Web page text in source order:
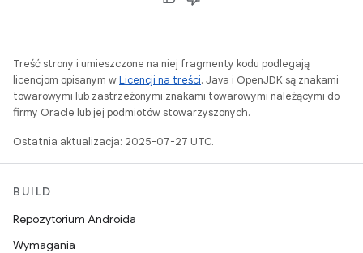
Treść strony i umieszczone na niej fragmenty kodu podlegają
licencjom opisanym wLicencji na treści. Java i OpenJDK są znakami
towarowymi lub zastrzeżonymi znakami towarowymi należącymi do
firmy Oracle lub jej podmiotów stowarzyszonych.
Ostatnia aktualizacja: 2025-07-27 UTC.
BUILD
Repozytorium Androida
Wymagania